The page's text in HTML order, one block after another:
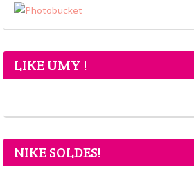
LIKE UMY !
NIKE SOLDES!